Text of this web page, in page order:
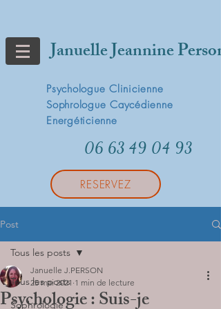
Januelle Jeannine Person
Psychologue Clinicienne
Sophrologue Caycédienne
Energéticienne
06 63 49 04 93
RESERVEZ
Post
Tous les posts
Sophrologie
Tous les posts
Psychologie : Suis-je
Januelle J.PERSON
25 mai 2021 1 min de lecture